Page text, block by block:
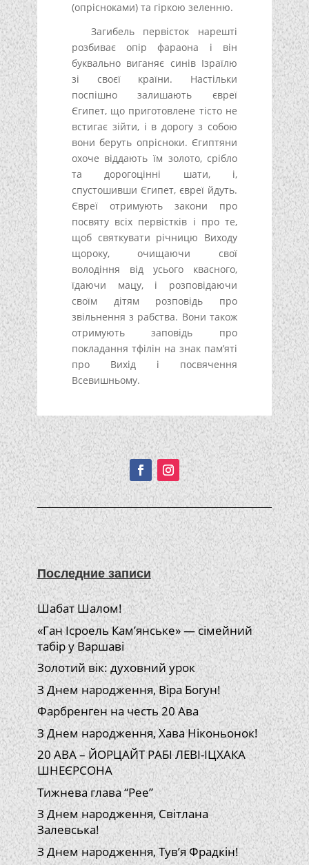
(опрісноками) та гіркою зеленню.
Загибель первісток нарешті
розбиває опір фараона і він
буквально виганяє синів Ізраїлю
зі своєї країни. Настільки
поспішно залишають євреї
Єгипет, що приготовлене тісто не
встигає зійти, і в дорогу з собою
вони беруть опрісноки. Єгиптяни
охоче віддають їм золото, срібло
та дорогоцінні шати, і,
спустошивши Єгипет, євреї йдуть.
Євреї отримують закони про
посвяту всіх первістків і про те,
щоб святкувати річницю Виходу
щороку, очищаючи свої
володіння від усього квасного,
їдаючи мацу, і розповідаючи
своїм дітям розповідь про
звільнення з рабства. Вони також
отримують заповідь про
покладання тфілін на знак пам’яті
про Вихід і посвячення
Всевишньому.
Подписывайтесь!
Последние записи
Шабат Шалом!
«Ган Ісроель Кам’янське» — сімейний
табір у Варшаві
Золотий вік: духовний урок
З Днем народження, Віра Богун!
Фарбренген на честь 20 Ава
З Днем народження, Хава Ніконьонок!
20 АВА – ЙОРЦАЙТ РАБІ ЛЕВІ-ІЦХАКА
ШНЕЄРСОНА
Тижнева глава “Рее”
З Днем народження, Світлана
Залевська!
З Днем народження, Тув’я Фрадкін!